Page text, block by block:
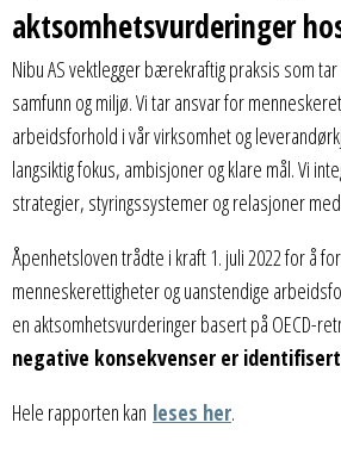
aktsomhetsvurderinger
Nibu AS vektlegger bærekraftig praksis som
samfunn og miljø. Vi tar ansvar for
arbeidsforhold i vår virksomhet og
langsiktig fokus, ambisjoner og klare mål. Vi
strategier, styringssystemer og relasjoner
Åpenhetsloven trådte i kraft 1. juli 2022 for å
menneskerettigheter og uanstendige
en aktsomhetsvurderinger basert på OECD-
negative konsekvenser er
Hele rapporten kan leses her.